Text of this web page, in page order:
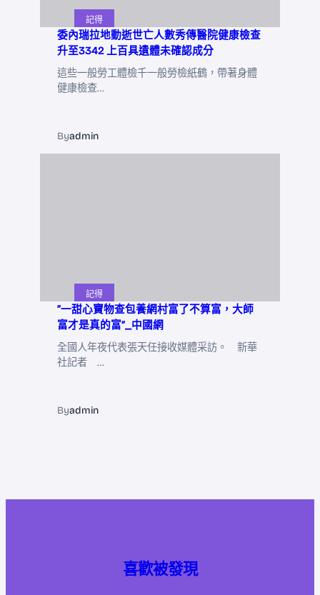
記得
委內瑞拉地動逝世亡人數秀傳醫院健康檢查
升至3342 上百具遺體未確認成分
這些一般勞工體檢千一般勞檢紙鶴，帶著身體
健康檢查…
Byadmin
記得
“一甜心寶物查包養網村富了不算富，大師
富才是真的富”_中國網
全國人年夜代表張天任接收媒體采訪。 新華
社記者 …
Byadmin
喜歡被發現